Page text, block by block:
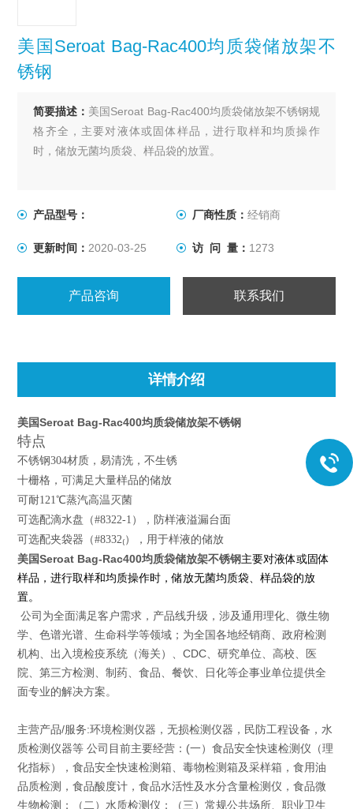
美国Seroat Bag-Rac400均质袋储放架不
锈钢
简要描述： 美国Seroat Bag-Rac400均质袋储放架不锈钢规
格齐全，主要对液体或固体样品，进行取样和均质操作
时，储放无菌均质袋、样品袋的放置。
产品型号： 厂商性质： 经销商
更新时间： 2020-03-25 访 问 量： 1273
产品咨询 联系我们
详情介绍
美国Seroat Bag-Rac400均质袋储放架不锈钢
特点
不锈钢304材质，易清洗，不生锈
十栅格，可满足大量样品的储放
可耐121℃蒸汽高温灭菌
可选配滴水盘（#8322-1），防样液溢漏台面
可选配夹袋器（#8332₍），用于样液的储放
美国Seroat Bag-Rac400均质袋储放架不锈钢主要对液体或固体
样品，进行取样和均质操作时，储放无菌均质袋、样品袋的放
置。
公司为全面满足客户需求，产品线升级，涉及通用理化、微生物
学、色谱光谱、生命科学等领域；为全国各地经销商、政府检测
机构、出入境检疫系统（海关）、CDC、研究单位、高校、医
院、第三方检测、制药、食品、餐饮、日化等企事业单位提供全
面专业的解决方案。
主营产品/服务:环境检测仪器，无损检测仪器，民防工程设备，水
质检测仪器等 公司目前主要经营：(一）食品安全快速检测仪（理
化指标），食品安全快速检测箱、毒物检测箱及采样箱，食用油
品质检测，食品酸度计，食品水活性及水分含量检测仪，食品微
生物检测；（二）水质检测仪；（三）常规公共场所、职业卫生